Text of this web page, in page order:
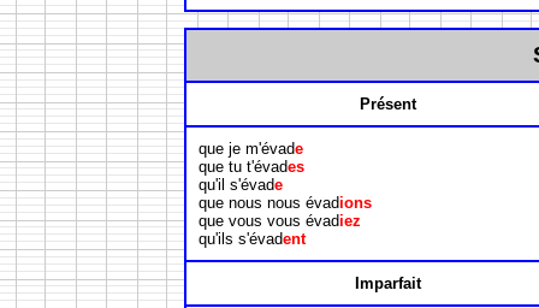
Présent
que je m'évade
que tu t'évades
qu'il s'évade
que nous nous évadions
que vous vous évadiez
qu'ils s'évadent
Imparfait